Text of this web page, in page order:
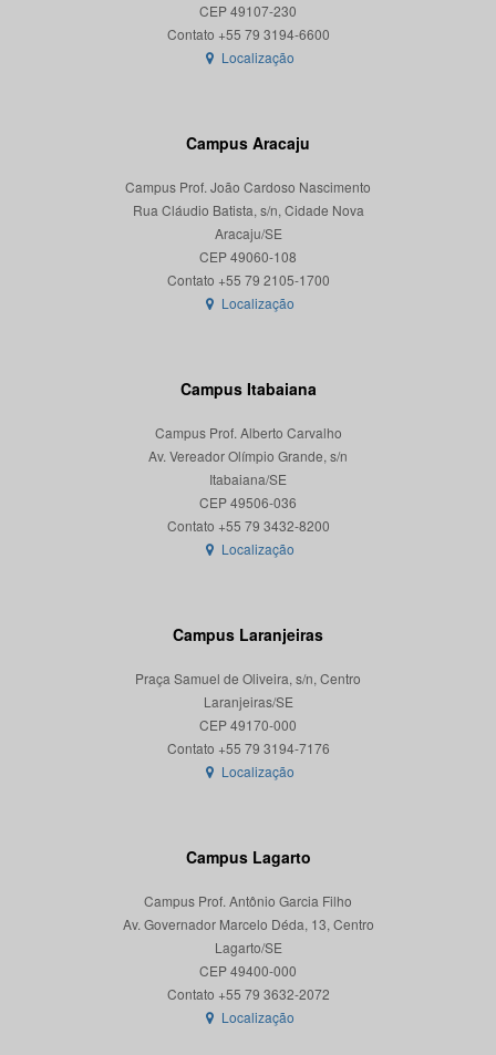
CEP 49107-230
Localização
Campus Aracaju
Campus Prof. João Cardoso Nascimento
Rua Cláudio Batista, s/n, Cidade Nova
Aracaju/SE
CEP 49060-108
Localização
Campus Itabaiana
Campus Prof. Alberto Carvalho
Av. Vereador Olímpio Grande, s/n
Itabaiana/SE
CEP 49506-036
Localização
Campus Laranjeiras
Praça Samuel de Oliveira, s/n, Centro
Laranjeiras/SE
CEP 49170-000
Localização
Campus Lagarto
Campus Prof. Antônio Garcia Filho
Av. Governador Marcelo Déda, 13, Centro
Lagarto/SE
CEP 49400-000
Localização